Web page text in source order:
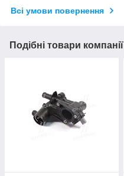
Всі умови повернення
Подібні товари компанії